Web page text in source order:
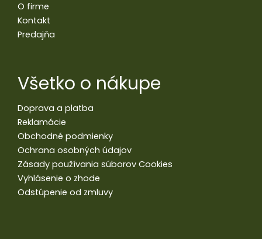
O firme
Kontakt
Predajňa
Všetko o nákupe
Doprava a platba
Reklamácie
Obchodné podmienky
Ochrana osobných údajov
Zásady používania súborov Cookies
Vyhlásenie o zhode
Odstúpenie od zmluvy